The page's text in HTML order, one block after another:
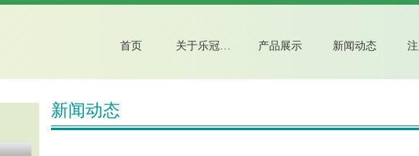
首页 关于乐冠国际注册 产品展示 新闻动态
新闻动态